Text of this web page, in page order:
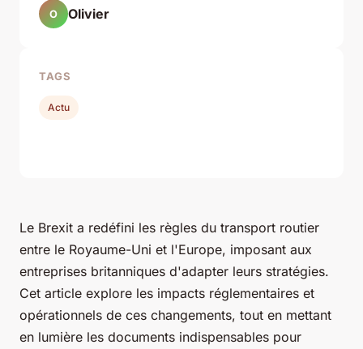
Le Brexit a redéfini les règles du transport routier
entre le Royaume-Uni et l'Europe, imposant aux
entreprises britanniques d'adapter leurs stratégies.
Cet article explore les impacts réglementaires et
opérationnels de ces changements, tout en mettant
en lumière les documents indispensables pour
O Olivier
TAGS
Actu